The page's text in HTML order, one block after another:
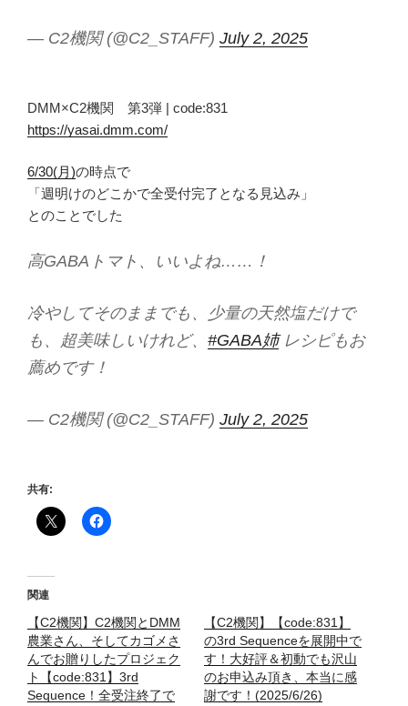
— C2機関 (@C2_STAFF) July 2, 2025
DMM×C2機関 第3弾 | code:831
https://yasai.dmm.com/
6/30(月)の時点で
「週明けのどこかで全受付完了となる見込み」
とのことでした
高GABAトマト、いいよね……！
冷やしてそのままでも、少量の天然塩だけで
も、超美味しいけれど、 #GABA姉レシピもお
薦めです！
— C2機関 (@C2_STAFF) July 2, 2025
共有:
関連
【C2機関】C2機関とDMM
農業さん、そしてカゴメさ
んでお贈りしたプロジェク
ト【code:831】3rd
Sequence！全受注終了で
【C2機関】【code:831】
の3rd Sequenceを展開中で
す！大好評＆初動でも沢山
のお申込み頂き、本当に感
謝です！(2025/6/26)